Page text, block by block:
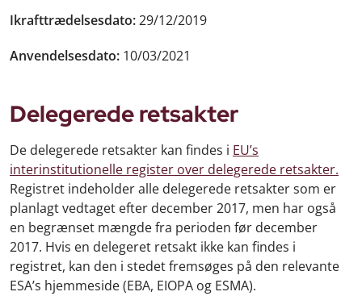
Ikrafttrædelsesdato:29/12/2019
Anvendelsesdato: 10/03/2021
Delegerede retsakter
De delegerede retsakter kan findes i EU’s
interinstitutionelle register over delegerede retsakter.
Registret indeholder alle delegerede retsakter som er
planlagt vedtaget efter december 2017, men har også
en begrænset mængde fra perioden før december
2017. Hvis en delegeret retsakt ikke kan findes i
registret, kan den i stedet fremsøges på den relevante
ESA’s hjemmeside (EBA, EIOPA og ESMA).